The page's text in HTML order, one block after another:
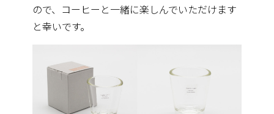
ので、コーヒーと一緒に楽しんでいただけます
と幸いです。